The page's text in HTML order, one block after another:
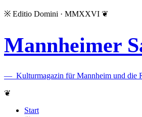
※ Editio Domini · MMXXVI ❦
Mannheimer
— Kulturmagazin für Mannheim und die
❦
Start